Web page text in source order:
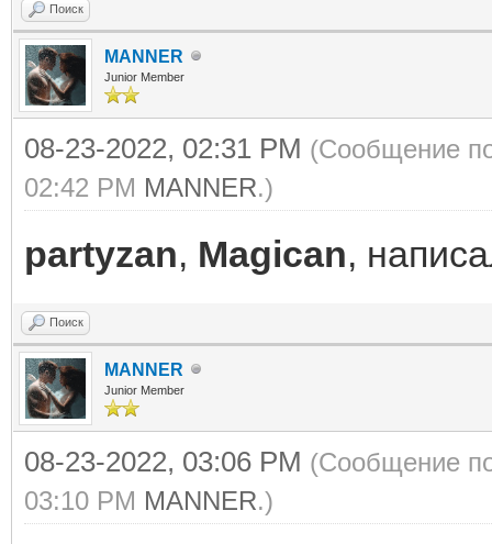
Поиск
MANNER
Junior Member
08-23-2022, 02:31 PM (Сообщение
02:42 PM MANNER.)
partyzan, Magican,
Поиск
MANNER
Junior Member
08-23-2022, 03:06 PM (Сообщение
03:10 PM MANNER.)